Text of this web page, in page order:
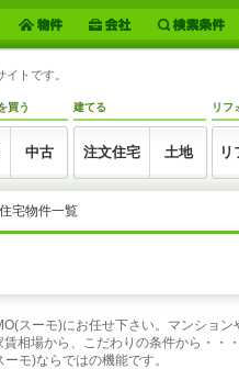
トです。
買う
中古
建てる
注文住宅 土地
リフ
リ
宅物件一覧
スーモ)にお任せ下さい。マンショ
相場から、こだわりの条件から・・
モ)ならではの機能です。